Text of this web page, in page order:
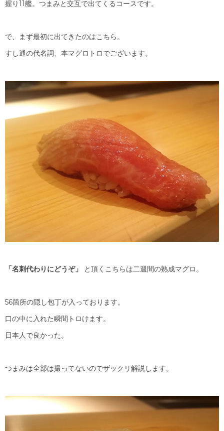
握り11艦。つまみと交互で出てくるコースです。
で、まず最初に出てきたのはこちら。
すし通の代名詞、本マグロトロでございます。
「名刺代わりにどうぞ」 と頂くこちらは二週間の熟成マグロ。
56箇所の隠し包丁が入っております。
口の中に入れた瞬間トロけます。
日本人で良かった。
つまみは全部は撮ってないのでザックリ解説します。